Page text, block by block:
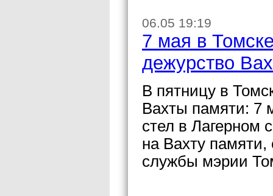
06.05 19:19
7 мая в
дежурство
В пятницу в
Вахты памяти: 7
стел в Лагерном
на Вахту
службы мэрии